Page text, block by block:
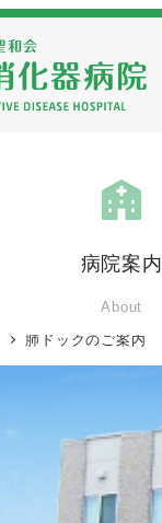
病院案内
About
肺ドックのご案内